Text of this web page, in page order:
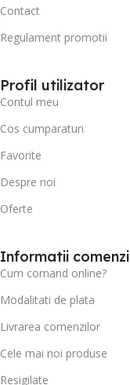
Contact
Regulament promotii
Profil utilizator
Contul meu
Cos cumparaturi
Favorite
Despre noi
Oferte
Informatii comenzi
Cum comand online?
Modalitati de plata
Livrarea comenzilor
Cele mai noi produse
Resigilate